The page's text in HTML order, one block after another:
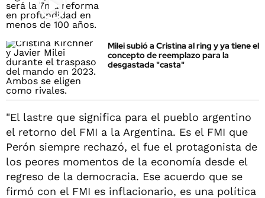
Milei subió a Cristina al ring y ya tiene el
concepto de reemplazo para la
desgastada "casta"
"El lastre que significa para el pueblo argentino
el retorno del FMI a la Argentina. Es el FMI que
Perón siempre rechazó, el fue el protagonista de
los peores momentos de la economía desde el
regreso de la democracia. Ese acuerdo que se
firmó con el FMI es inflacionario, es una política